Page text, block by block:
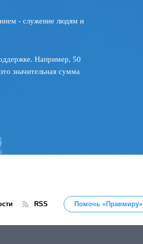
- служение людям и
Например, 50
значительная сумма
RSS Помочь «Правмиру»